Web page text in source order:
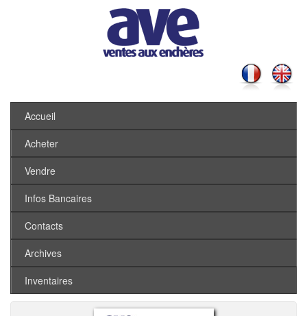
Accueil
Acheter
Vendre
Infos Bancaires
Contacts
Archives
Inventaires